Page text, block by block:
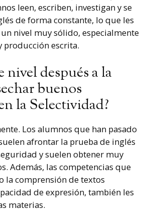
leen, escriben, investigan y se
de forma constante, lo que les
nivel muy sólido, especialmente
producción escrita.
nivel después a la
buenos
la Selectividad?
Los alumnos que han pasado
afrontar la prueba de inglés
y suelen obtener muy
Además, las competencias que
la comprensión de textos
de expresión, también les
materias.